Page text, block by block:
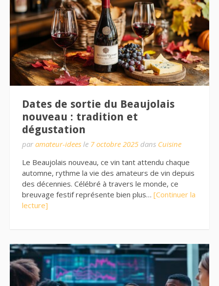
Dates de sortie du Beaujolais
nouveau : tradition et
dégustation
par amateur-idees le 7 octobre 2025 dans Cuisine
Le Beaujolais nouveau, ce vin tant attendu chaque
automne, rythme la vie des amateurs de vin depuis
des décennies. Célébré à travers le monde, ce
breuvage festif représente bien plus… [Continuer la
lecture]